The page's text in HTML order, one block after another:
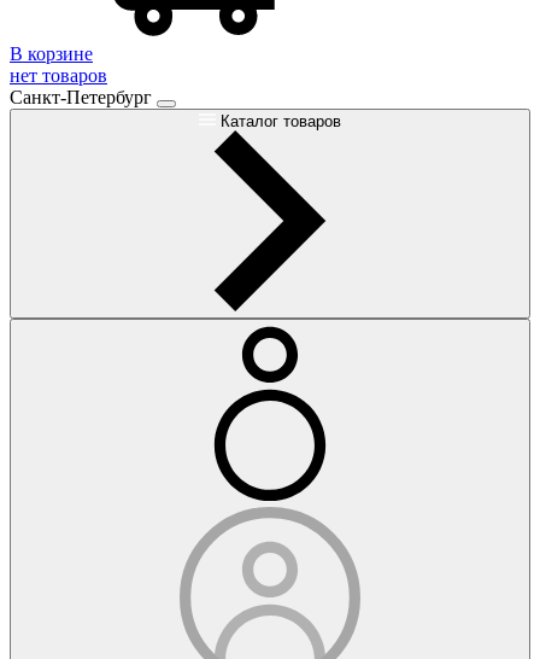
В корзине
нет товаров
Санкт-Петербург
Каталог товаров